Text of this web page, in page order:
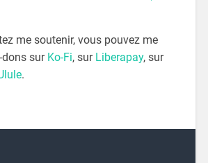
me soutenir, vous pouvez me
sur Ko-Fi, sur Liberapay, sur
.